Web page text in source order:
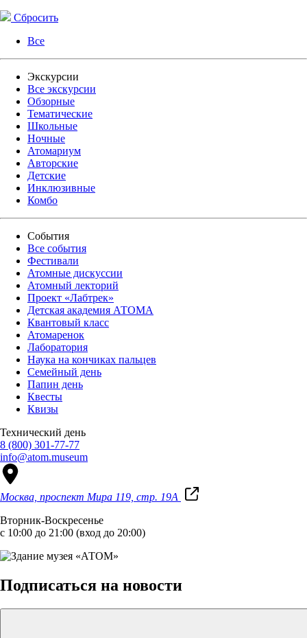
Сбросить
Все
Экскурсии
Все экскурсии
Обзорные
Тематические
Школьные
Ночные
Атомариум
Авторские
Детские
Инклюзивные
Комбо
События
Все события
Фестивали
Атомные дискуссии
Атомный лекторий
Проект «Лабтрек»
Детская академия АТОМА
Квантовый класс
Атомаренок
Лаборатория
Наука на кончиках пальцев
Семейный день
Папин день
Квесты
Квизы
Технический день
8 (800) 301-77-77
info@atom.museum
Москва, проспект Мира 119, стр. 19А
Вторник-Воскресенье
с 10:00 до 21:00 (вход до 20:00)
Подписаться на новости